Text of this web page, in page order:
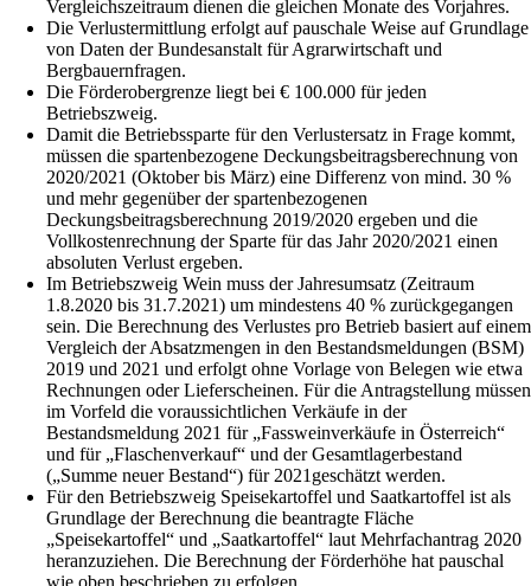
Vergleichszeitraum dienen die gleichen Monate des Vorjahres.
Die Verlustermittlung erfolgt auf pauschale Weise auf Grundlage
von Daten der Bundesanstalt für Agrarwirtschaft und
Bergbauernfragen.
Die Förderobergrenze liegt bei € 100.000 für jeden
Betriebszweig.
Damit die Betriebssparte für den Verlustersatz in Frage kommt,
müssen die spartenbezogene Deckungsbeitragsberechnung von
2020/2021 (Oktober bis März) eine Differenz von mind. 30 %
und mehr gegenüber der spartenbezogenen
Deckungsbeitragsberechnung 2019/2020 ergeben und die
Vollkostenrechnung der Sparte für das Jahr 2020/2021 einen
absoluten Verlust ergeben.
Im Betriebszweig Wein muss der Jahresumsatz (Zeitraum
1.8.2020 bis 31.7.2021) um mindestens 40 % zurückgegangen
sein. Die Berechnung des Verlustes pro Betrieb basiert auf einem
Vergleich der Absatzmengen in den Bestandsmeldungen (BSM)
2019 und 2021 und erfolgt ohne Vorlage von Belegen wie etwa
Rechnungen oder Lieferscheinen. Für die Antragstellung müssen
im Vorfeld die voraussichtlichen Verkäufe in der
Bestandsmeldung 2021 für „Fassweinverkäufe in Österreich“
und für „Flaschenverkauf“ und der Gesamtlagerbestand
(„Summe neuer Bestand“) für 2021geschätzt werden.
Für den Betriebszweig Speisekartoffel und Saatkartoffel ist als
Grundlage der Berechnung die beantragte Fläche
„Speisekartoffel“ und „Saatkartoffel“ laut Mehrfachantrag 2020
heranzuziehen. Die Berechnung der Förderhöhe hat pauschal
wie oben beschrieben zu erfolgen.